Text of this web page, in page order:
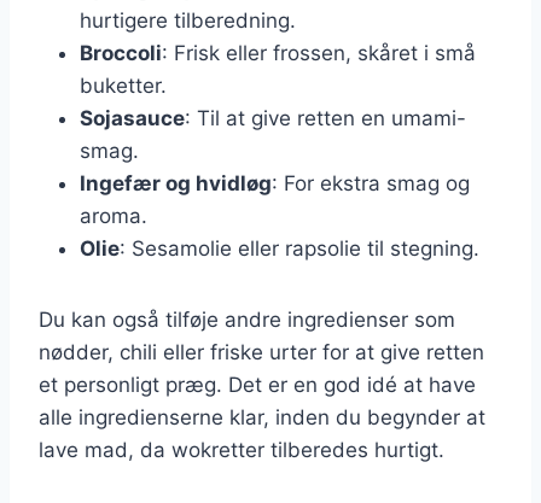
hurtigere tilberedning.
Broccoli: Frisk eller frossen, skåret i små
buketter.
Sojasauce: Til at give retten en umami-
smag.
Ingefær og hvidløg: For ekstra smag og
aroma.
Olie: Sesamolie eller rapsolie til stegning.
Du kan også tilføje andre ingredienser som
nødder, chili eller friske urter for at give retten
et personligt præg. Det er en god idé at have
alle ingredienserne klar, inden du begynder at
lave mad, da wokretter tilberedes hurtigt.